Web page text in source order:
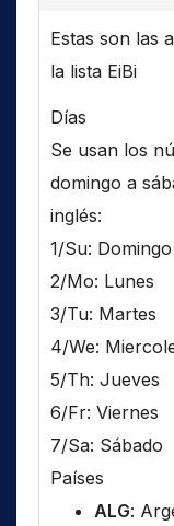
Estas son las
la lista EiBi
Días
Se usan los
domingo a
inglés:
1/Su: Domingo
2/Mo: Lunes
3/Tu: Martes
4/We:
5/Th: Jueves
6/Fr: Viernes
7/Sa: Sábado
Países
ALG: